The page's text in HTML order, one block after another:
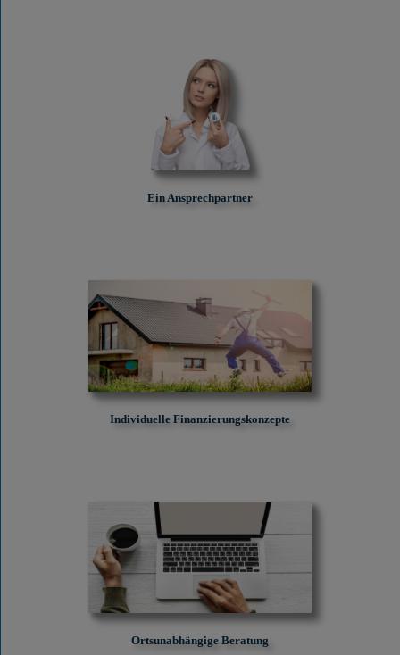
Ein Ansprechpartner
Individuelle Finanzierungskonzepte
Ortsunabhängige Beratung